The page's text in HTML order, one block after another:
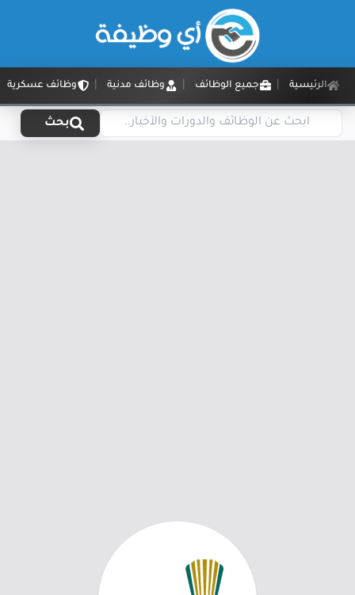
الرئيسية جميع الوظائف وظائف مدنية وظائف عسكرية
بحث